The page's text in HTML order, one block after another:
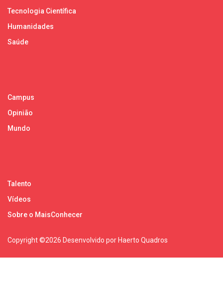
Tecnologia Científica
Humanidades
Saúde
Campus
Opinião
Mundo
Talento
Vídeos
Sobre o MaisConhecer
Copyright ©2026 Desenvolvido por Haerto Quadros